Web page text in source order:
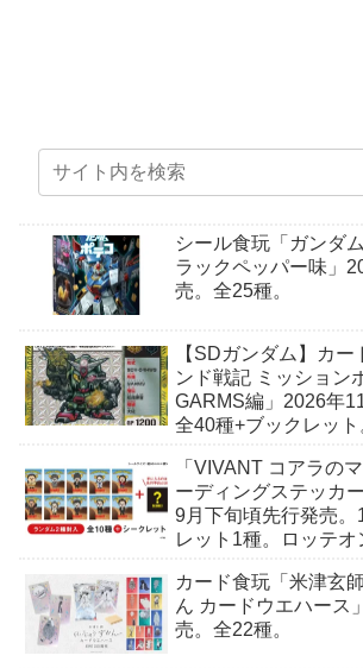
シール食玩「ガンダ
ラックペッパー味」
売。全25種。
【SDガンダム】カ
ンド戦記 ミッション
GARMS編」2026年
全40種+ブックレッ
「VIVANT コアラの
ーディングステッカ
9月下旬頃先行発売。
レット1種。ロッテオ
カード食玩「米津玄
ん カードウエハース
売。全22種。